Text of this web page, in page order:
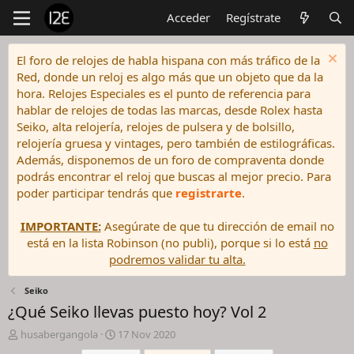
Acceder Regístrate
El foro de relojes de habla hispana con más tráfico de la
Red, donde un reloj es algo más que un objeto que da la
hora. Relojes Especiales es el punto de referencia para
hablar de relojes de todas las marcas, desde Rolex hasta
Seiko, alta relojería, relojes de pulsera y de bolsillo,
relojería gruesa y vintages, pero también de estilográficas.
Además, disponemos de un foro de compraventa donde
podrás encontrar el reloj que buscas al mejor precio. Para
poder participar tendrás que registrarte.
IMPORTANTE:Asegúrate de que tu dirección de email no
está en la lista Robinson (no publi), porque si lo está no
podremos validar tu alta.
Seiko
¿Qué Seiko llevas puesto hoy? Vol 2
Ihusabergangola
F
e
17 Nov 2020